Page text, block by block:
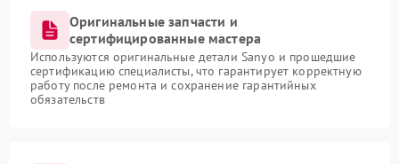
Оригинальные запчасти и
сертифицированные мастера
Используются оригинальные детали Sanyo и прошедшие
сертификацию специалисты, что гарантирует корректную
работу после ремонта и сохранение гарантийных
обязательств